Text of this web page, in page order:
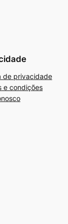
de privacidade
e condições